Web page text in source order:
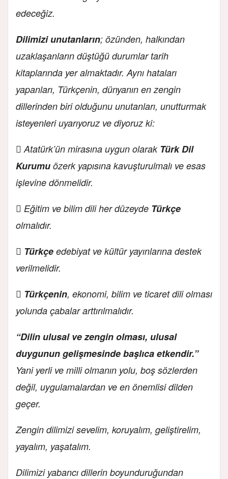
edeceğiz.
Dilimizi unutanların; özünden, halkından
uzaklaşanların düştüğü durumlar tarih
kitaplarında yer almaktadır. Aynı hataları
yapanları, Türkçenin, dünyanın en zengin
dillerinden biri olduğunu unutanları, unutturmak
isteyenleri uyarıyoruz ve diyoruz ki:
 Atatürk’ün mirasına uygun olarak Türk Dil
Kurumu özerk yapısına kavuşturulmalı ve esas
işlevine dönmelidir.
 Eğitim ve bilim dili her düzeyde Türkçe
olmalıdır.
 Türkçe edebiyat ve kültür yayınlarına destek
verilmelidir.
 Türkçenin, ekonomi, bilim ve ticaret dili olması
yolunda çabalar arttırılmalıdır.
“Dilin ulusal ve zengin olması, ulusal
duygunun gelişmesinde başlıca etkendir.”
Yani yerli ve milli olmanın yolu, boş sözlerden
değil, uygulamalardan ve en önemlisi dilden
geçer.
Zengin dilimizi sevelim, koruyalım, geliştirelim,
yayalım, yaşatalım.
Dilimizi yabancı dillerin boyunduruğundan